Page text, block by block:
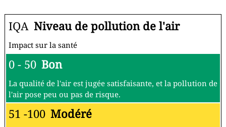
IQA Niveau de pollution de l'air
Impact sur la santé
0 - 50 Bon
La qualité de l'air est jugée satisfaisante, et la pollution de
l'air pose peu ou pas de risque.
51 -100 Modéré